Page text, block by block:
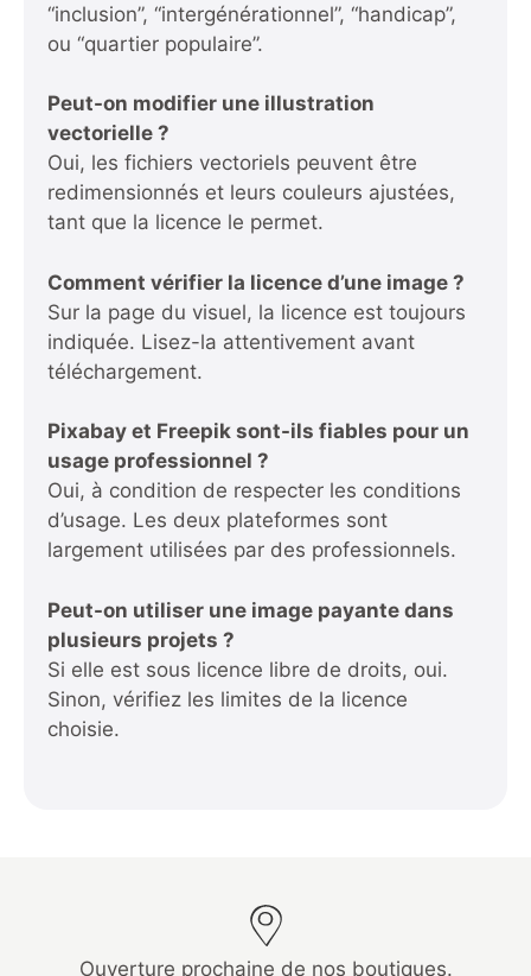
“inclusion”, “intergénérationnel”, “handicap”,
ou “quartier populaire”.
Peut-on modifier une illustration
vectorielle ?
Oui, les fichiers vectoriels peuvent être
redimensionnés et leurs couleurs ajustées,
tant que la licence le permet.
Comment vérifier la licence d’une image ?
Sur la page du visuel, la licence est toujours
indiquée. Lisez-la attentivement avant
téléchargement.
Pixabay et Freepik sont-ils fiables pour un
usage professionnel ?
Oui, à condition de respecter les conditions
d’usage. Les deux plateformes sont
largement utilisées par des professionnels.
Peut-on utiliser une image payante dans
plusieurs projets ?
Si elle est sous licence libre de droits, oui.
Sinon, vérifiez les limites de la licence
choisie.
Ouverture prochaine de nos boutiques.